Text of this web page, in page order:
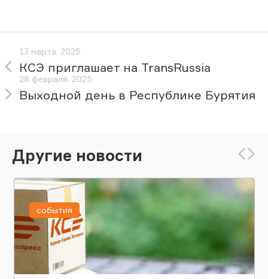
13 марта, 2025
КСЭ приглашает на TransRussia
28 февраля, 2025
Выходной день в Республике Бурятия
Другие новости
события